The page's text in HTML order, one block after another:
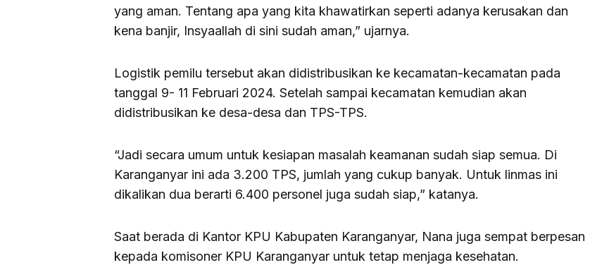
yang aman. Tentang apa yang kita khawatirkan seperti adanya kerusakan dan
kena banjir, Insyaallah di sini sudah aman,” ujarnya.
Logistik pemilu tersebut akan didistribusikan ke kecamatan-kecamatan pada
tanggal 9- 11 Februari 2024. Setelah sampai kecamatan kemudian akan
didistribusikan ke desa-desa dan TPS-TPS.
“Jadi secara umum untuk kesiapan masalah keamanan sudah siap semua. Di
Karanganyar ini ada 3.200 TPS, jumlah yang cukup banyak. Untuk linmas ini
dikalikan dua berarti 6.400 personel juga sudah siap,” katanya.
Saat berada di Kantor KPU Kabupaten Karanganyar, Nana juga sempat berpesan
kepada komisoner KPU Karanganyar untuk tetap menjaga kesehatan.